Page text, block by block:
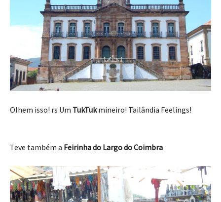
Olhem isso! rs Um TukTukmineiro! Tailândia Feelings!
Teve também a Feirinha do Largo do Coimbra